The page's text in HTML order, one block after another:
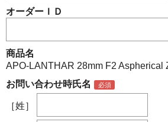
オーダーＩＤ
商品名
APO-LANTHAR 28mm F2 Aspherical
お問い合わせ時氏名
［姓］